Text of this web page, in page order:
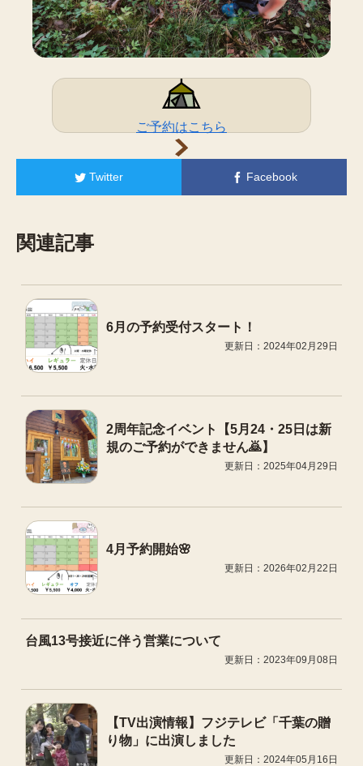
ご予約はこちら
Twitter Facebook
関連記事
6月の予約受付スタート！
更新日：2024年02月29日
2周年記念イベント【5月24・25日は新
規のご予約ができません🙇】
更新日：2025年04月29日
4月予約開始🌸
更新日：2026年02月22日
台風13号接近に伴う営業について
更新日：2023年09月08日
【TV出演情報】フジテレビ「千葉の贈
り物」に出演しました
更新日：2024年05月16日